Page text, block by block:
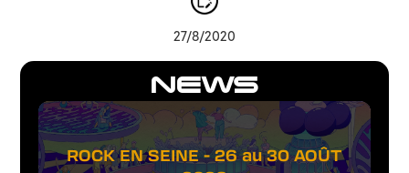
NEWS
ROCK EN SEINE - 26 au 30 AOÛT
27/8/2020